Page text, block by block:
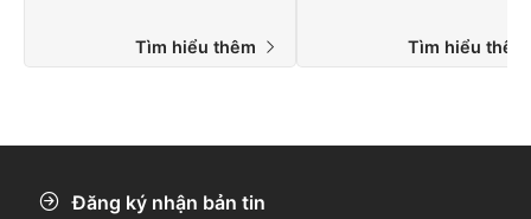
Tìm hiểu thêm Tìm hiểu
Đăng ký nhận bản tin